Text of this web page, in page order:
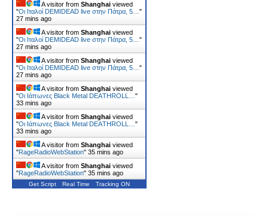
A visitor from Shanghai viewed
"Οι Ιταλοί DEMIDEAD live στην Πάτρα, 5… "
27 mins ago
A visitor from Shanghai viewed
"Οι Ιταλοί DEMIDEAD live στην Πάτρα, 5… "
27 mins ago
A visitor from Shanghai viewed
"Οι Ιταλοί DEMIDEAD live στην Πάτρα, 5… "
27 mins ago
A visitor from Shanghai viewed
"Οι Ιάπωνες Black Metal DEΑTHROLL… "
33 mins ago
A visitor from Shanghai viewed
"Οι Ιάπωνες Black Metal DEΑTHROLL… "
33 mins ago
A visitor from Shanghai viewed
"RageRadioWebStation" 35 mins ago
A visitor from Shanghai viewed
"RageRadioWebStation" 35 mins ago
Get Script Real Time Tracking ON